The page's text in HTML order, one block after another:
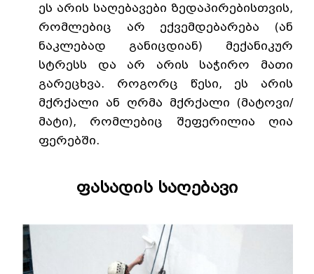
ეს არის საღებავები ზედაპირებისთვის,
რომლებიც არ ექვემდებარება (ან
ნაკლებად განიცდიან) მექანიკურ
სტრესს და არ არის საჭირო მათი
გარეცხვა. როგორც წესი, ეს არის
მქრქალი ან ღრმა მქრქალი (მატოვი/
მატი), რომლებიც შეფერილია ღია
ფერებში.
ფასადის საღებავი